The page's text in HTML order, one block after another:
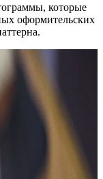
которые
оформительских